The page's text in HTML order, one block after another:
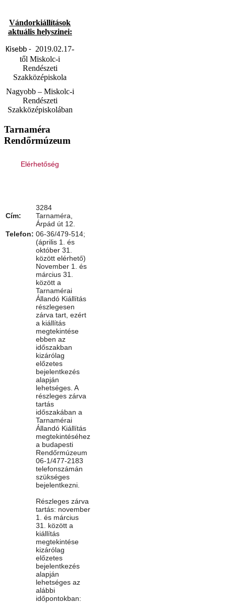
Vándorkiállítások
aktuális helyszinei:
Kisebb - 2019.02.17-
től Miskolc-i
Rendészeti
Szakközépiskola
Nagyobb – Miskolc-i
Rendészeti
Szakközépiskolában
Tarnaméra
Rendőrmúzeum
Elérhetőség
Cím:
3284
Tarnaméra,
Árpád út 12.
Telefon: 06-36/479-514;
(április 1. és
október 31.
között elérhető)
November 1. és
március 31.
között a
Tarnamérai
Állandó Kiállítás
részlegesen
zárva tart, ezért
a kiállítás
megtekintése
ebben az
időszakban
kizárólag
előzetes
bejelentkezés
alapján
lehetséges. A
részleges zárva
tartás
időszakában a
Tarnamérai
Állandó Kiállítás
megtekintéséhez
a budapesti
Rendőrmúzeum
06-1/477-2183
telefonszámán
szükséges
bejelentkezni.
Részleges zárva
tartás: november
1. és március
31. között a
kiállítás
megtekintése
kizárólag
előzetes
bejelentkezés
alapján
lehetséges az
alábbi
időpontokban: